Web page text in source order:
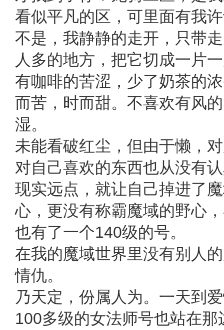
看似平凡的区，可里面有我
不是，我静静的走开，只带
人多的地方，把它切成一片
有咖啡的苦涩，少了奶茶的
而苦，时而甜。不喜欢有风
湿。
未能看破红尘，但由于懒，
对自己喜欢的东西也从没有
现实远点，就让自己掉进了
心，更没有称霸魔域的野心
也有了一个140级的号。
在我的魔域世界里没有别人
情仇。
乃天定，份属人为。一天到
100多级的女法师号也站在